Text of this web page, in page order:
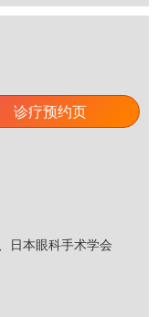
诊疗预约页
日本眼科手术学会